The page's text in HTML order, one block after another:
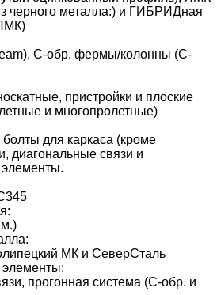
черного металла:) и ГИБРИДная
C-обр. фермы/колонны (C-
пристройки и плоские
и многопролетные)
для каркаса (кроме
диагональные связи и
МК и СеверСталь
элементы:
прогонная система (С-обр. и